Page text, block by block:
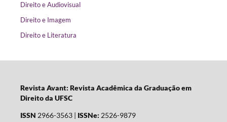
Direito e Audiovisual
Direito e Imagem
Direito e Literatura
Revista Avant: Revista Acadêmica da Graduação em
Direito da UFSC
ISSN 2966-3563 | ISSNe: 2526-9879